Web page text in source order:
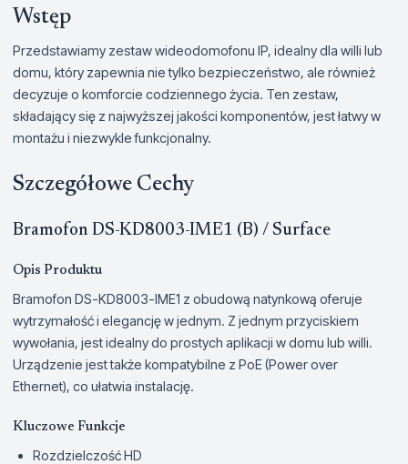
Wstęp
Przedstawiamy zestaw wideodomofonu IP, idealny dla willi lub
domu, który zapewnia nie tylko bezpieczeństwo, ale również
decyzuje o komforcie codziennego życia. Ten zestaw,
składający się z najwyższej jakości komponentów, jest łatwy w
montażu i niezwykle funkcjonalny.
Szczegółowe Cechy
Bramofon DS-KD8003-IME1 (B) / Surface
Opis Produktu
Bramofon DS-KD8003-IME1 z obudową natynkową oferuje
wytrzymałość i elegancję w jednym. Z jednym przyciskiem
wywołania, jest idealny do prostych aplikacji w domu lub willi.
Urządzenie jest także kompatybilne z PoE (Power over
Ethernet), co ułatwia instalację.
Kluczowe Funkcje
Rozdzielczość HD